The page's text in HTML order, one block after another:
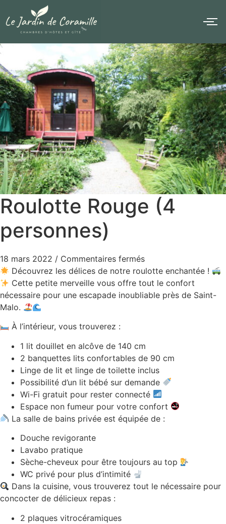
Roulotte Rouge (4
personnes)
18 mars 2022 / Commentaires fermés
Découvrez les délices de notre roulotte enchantée !
Cette petite merveille vous offre tout le confort
nécessaire pour une escapade inoubliable près de Saint-
Malo.
À l’intérieur, vous trouverez :
1 lit douillet en alcôve de 140 cm
2 banquettes lits confortables de 90 cm
Linge de lit et linge de toilette inclus
Possibilité d’un lit bébé sur demande
Wi-Fi gratuit pour rester connecté
Espace non fumeur pour votre confort
La salle de bains privée est équipée de :
Douche revigorante
Lavabo pratique
Sèche-cheveux pour être toujours au top
WC privé pour plus d’intimité
Dans la cuisine, vous trouverez tout le nécessaire pour
concocter de délicieux repas :
2 plaques vitrocéramiques